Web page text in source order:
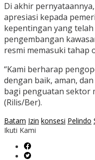
Di akhir
apresiasi kepada
kepentingan yang
pengembangan
resmi memasuki tahap
“Kami berharap
dengan baik, aman,
bagi penguatan sektor
(Rilis/Ber).
Batam Izin konsesi Pelindo
Ikuti Kami